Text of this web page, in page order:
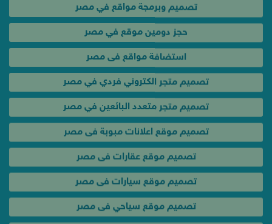
تصميم وبرمجة مواقع في مصر
حجز دومين موقع في مصر
استضافة مواقع فى مصر
تصميم متجر الكتروني فردي في مصر
تصميم متجر متعدد البائعين في مصر
تصميم موقع اعلانات مبوبة فى مصر
تصميم موقع عقارات فى مصر
تصميم موقع سيارات فى مصر
تصميم موقع سياحي فى مصر